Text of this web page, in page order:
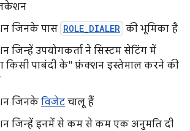
जिनके पास ROLE_DIALER की भूमिका है
जिन्हें उपयोगकर्ता ने सिस्टम सेटिंग में
किसी पाबंदी के" फ़ंक्शन इस्तेमाल करने की
जिनके विजेट चालू हैं
जिन्हें इनमें से कम से कम एक अनुमति दी